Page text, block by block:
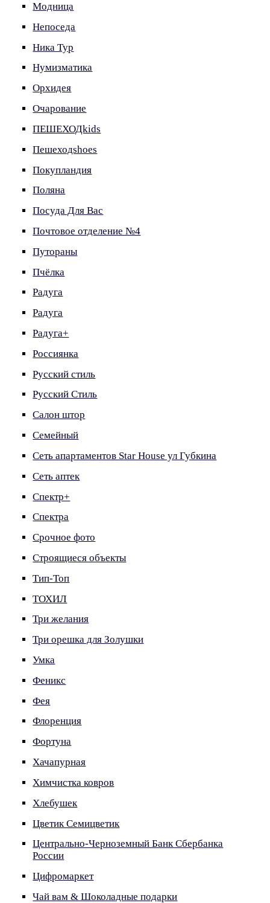
Модница
Непоседа
Ника Тур
Нумизматика
Орхидея
Очарование
ПЕШЕХОДkids
Пешеходshoes
Покупландия
Поляна
Посуда Для Вас
Почтовое отделение №4
Путораны
Пчёлка
Радуга
Радуга
Радуга+
Россиянка
Русский стиль
Русский Стиль
Салон штор
Семейный
Сеть апартаментов Star House ул Губкина
Сеть аптек
Спектр+
Спектра
Срочное фото
Строящиеся объекты
Тип-Топ
ТОХИЛ
Три желания
Три орешка для Золушки
Умка
Феникс
Фея
Флоренция
Фортуна
Хачапурная
Химчистка ковров
Хлебушек
Цветик Семицветик
Центрально-Черноземный Банк Сбербанка
России
Цифромаркет
Чай вам & Шоколадные подарки